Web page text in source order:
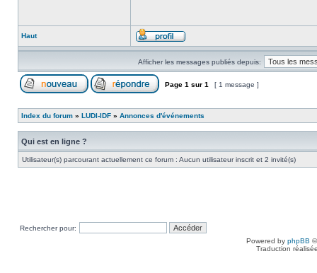
Haut
Afficher les messages publiés depuis:
Page 1 sur 1 [ 1 message ]
Index du forum » LUDI-IDF » Annonces d'événements
Qui est en ligne ?
Utilisateur(s) parcourant actuellement ce forum : Aucun utilisateur inscrit et 2 invité(s)
Rechercher pour:
Powered by phpBB
Traduction